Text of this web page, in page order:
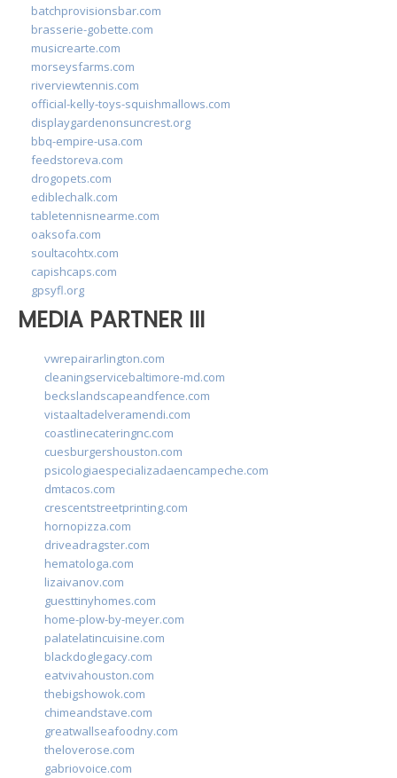
batchprovisionsbar.com
brasserie-gobette.com
musicrearte.com
morseysfarms.com
riverviewtennis.com
official-kelly-toys-squishmallows.com
displaygardenonsuncrest.org
bbq-empire-usa.com
feedstoreva.com
drogopets.com
ediblechalk.com
tabletennisnearme.com
oaksofa.com
soultacohtx.com
capishcaps.com
gpsyfl.org
MEDIA PARTNER III
vwrepairarlington.com
cleaningservicebaltimore-md.com
beckslandscapeandfence.com
vistaaltadelveramendi.com
coastlinecateringnc.com
cuesburgershouston.com
psicologiaespecializadaencampeche.com
dmtacos.com
crescentstreetprinting.com
hornopizza.com
driveadragster.com
hematologa.com
lizaivanov.com
guesttinyhomes.com
home-plow-by-meyer.com
palatelatincuisine.com
blackdoglegacy.com
eatvivahouston.com
thebigshowok.com
chimeandstave.com
greatwallseafoodny.com
theloverose.com
gabriovoice.com